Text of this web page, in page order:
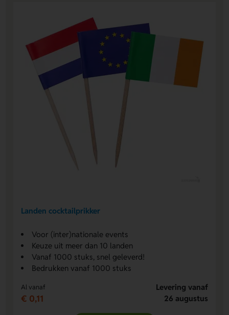
Landen cocktailprikker
Voor (inter)nationale events
Keuze uit meer dan 10 landen
Vanaf 1000 stuks, snel geleverd!
Bedrukken vanaf 1000 stuks
Al vanaf
€ 0,11
Levering vanaf
26 augustus